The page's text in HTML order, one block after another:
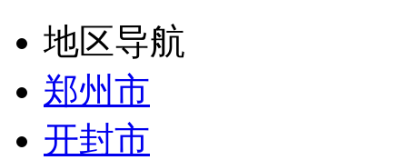
地区导航
郑州市
开封市